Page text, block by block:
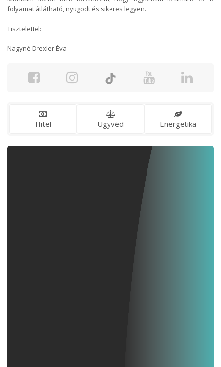
folyamat átlátható, nyugodt és sikeres legyen.
Tisztelettel:
Nagyné Drexler Éva
Hitel Ügyvéd Energetika